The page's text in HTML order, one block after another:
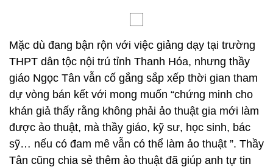
Mặc dù đang bận rộn với việc giảng dạy tại trường
THPT dân tộc nội trú tỉnh Thanh Hóa, nhưng thầy
giáo Ngọc Tân vẫn cố gắng sắp xếp thời gian tham
dự vòng bán kết với mong muốn “chứng minh cho
khán giả thấy rằng không phải ảo thuật gia mới làm
được ảo thuật, mà thầy giáo, kỹ sư, học sinh, bác
sỹ… nếu có đam mê vẫn có thể làm ảo thuật ”. Thầy
Tân cũng chia sẻ thêm ảo thuật đã giúp anh tự tin